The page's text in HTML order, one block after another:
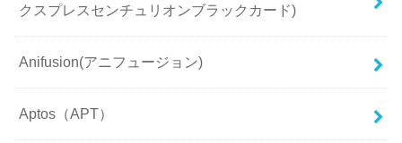
クスプレスセンチュリオンブラックカード)
Anifusion(アニフュージョン)
Aptos（APT）